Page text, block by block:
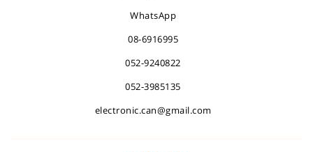
WhatsApp
08-6916995
052-9240822
052-3985135
electronic.can@gmail.com